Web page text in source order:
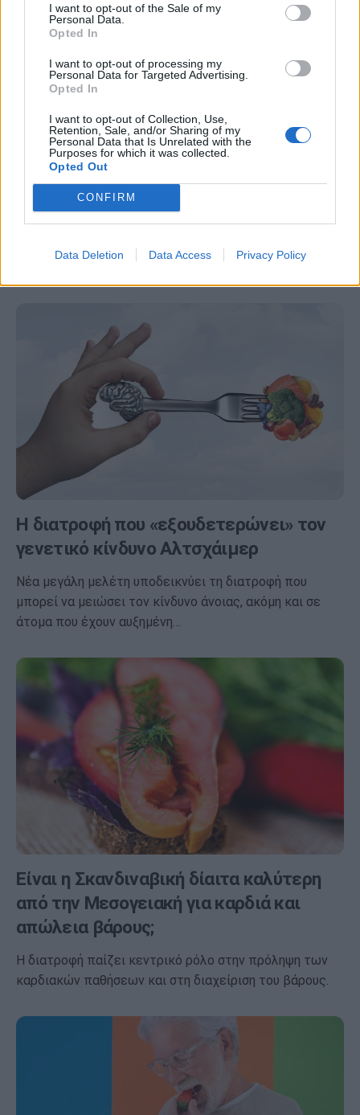
I want to opt-out of the Sale of my
Personal Data.
Opted In
I want to opt-out of processing my
Personal Data for Targeted Advertising.
Opted In
I want to opt-out of Collection, Use,
Retention, Sale, and/or Sharing of my
Personal Data that Is Unrelated with the
Purposes for which it was collected.
Opted Out
CONFIRM
Data Deletion Data Access Privacy Policy
Παγκόσμια επιδημία ο διαβήτης τύπου
2: Ο τρόπος για να μειωθεί ο κίνδυνος
κατά 31%
Οι επιστήμονες υπογραμμίζουν με κάθε ευκαιρία ότι
Η διατροφή που «εξουδετερώνει» τον
γενετικό κίνδυνο Αλτσχάιμερ
Νέα μεγάλη μελέτη υποδεικνύει τη διατροφή που
μπορεί να μειώσει τον κίνδυνο άνοιας, ακόμη και σε
άτομα που έχουν αυξημένη…
Είναι η Σκανδιναβική δίαιτα καλύτερη
από την Μεσογειακή για καρδιά και
απώλεια βάρους;
Η διατροφή παίζει κεντρικό ρόλο στην πρόληψη των
καρδιακών παθήσεων και στη διαχείριση του βάρους.